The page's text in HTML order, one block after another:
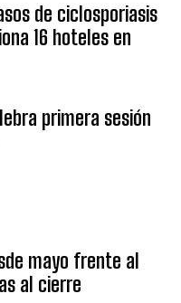
de ciclosporiasis
16 hoteles en
primera sesión
mayo frente al
al cierre